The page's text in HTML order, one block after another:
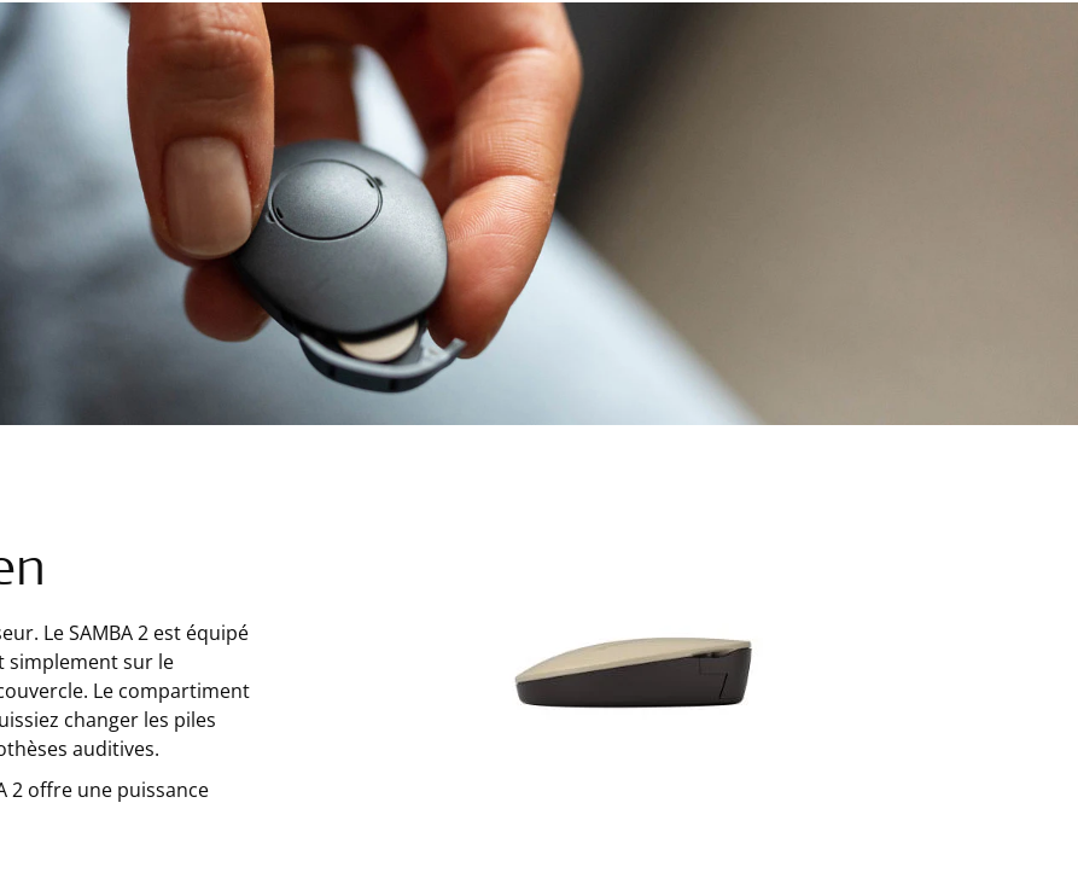
Le SAMBA 2 est équipé
simplement sur le
Le compartiment
changer les piles
auditives.
2 offre une puissance